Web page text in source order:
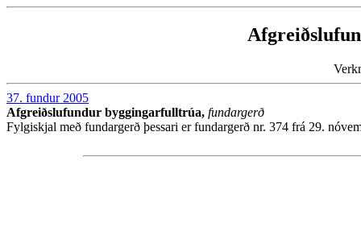
37. fundur 2005
Afgreiðslufundur byggingarfulltrúa, fundargerð
Fylgiskjal með fundargerð þessari er fundargerð nr. 374 frá 29.